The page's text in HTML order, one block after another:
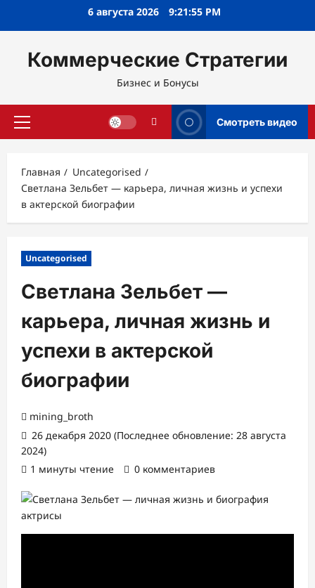
6 августа 2026 9:21:56 PM
Коммерческие Стратегии
Бизнес и Бонусы
Основное
Смотреть видео
Главная
Uncategorised
Светлана Зельбет — карьера, личная жизнь и успехи
в актерской биографии
Uncategorised
Светлана Зельбет —
карьера, личная жизнь и
успехи в актерской
биографии
mining_broth
26 декабря 2020 (Последнее обновление: 28 августа
2024)
1 минуты чтение
0 комментариев